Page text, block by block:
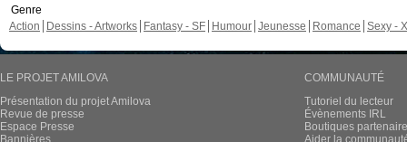
Genre
Action
Dessins - Artworks Fantasy - SF Humour Jeunesse Romance Sexy -
LE PROJET AMILOVA
Présentation du projet Amilova
Revue de presse
Espace Presse
Bannières
COMMUNAUTÉ
Tutoriel du lecteur
Évènements IRL
Boutiques
Aider la